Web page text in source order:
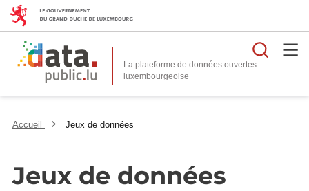
La plateforme de données ouvertes
Accueil Jeux de données
Jeux de données